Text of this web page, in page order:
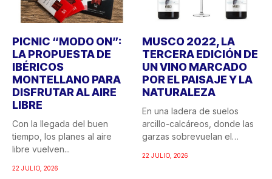
PICNIC “MODO ON”:
LA PROPUESTA DE
IBÉRICOS
MONTELLANO PARA
DISFRUTAR AL AIRE
LIBRE
Con la llegada del buen
tiempo, los planes al aire
libre vuelven...
22 JULIO, 2026
MUSCO 2022, LA
TERCERA EDICIÓN DE
UN VINO MARCADO
POR EL PAISAJE Y LA
NATURALEZA
En una ladera de suelos
arcillo-calcáreos, donde las
garzas sobrevuelan el
22 JULIO, 2026